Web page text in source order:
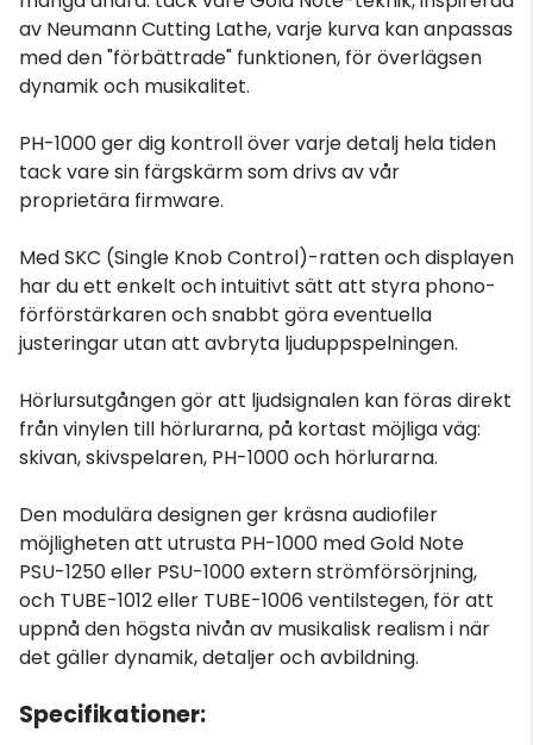
av Neumann Cutting Lathe, varje kurva kan anpassas
med den "förbättrade" funktionen, för överlägsen
dynamik och musikalitet.
PH-1000 ger dig kontroll över varje detalj hela tiden
tack vare sin färgskärm som drivs av vår
proprietära firmware.
Med SKC (Single Knob Control)-ratten och displayen
har du ett enkelt och intuitivt sätt att styra phono-
förförstärkaren och snabbt göra eventuella
justeringar utan att avbryta ljuduppspelningen.
Hörlursutgången gör att ljudsignalen kan föras direkt
från vinylen till hörlurarna, på kortast möjliga väg:
skivan, skivspelaren, PH-1000 och hörlurarna.
Den modulära designen ger kräsna audiofiler
möjligheten att utrusta PH-1000 med Gold Note
PSU-1250 eller PSU-1000 extern strömförsörjning,
och TUBE-1012 eller TUBE-1006 ventilstegen, för att
uppnå den högsta nivån av musikalisk realism i när
det gäller dynamik, detaljer och avbildning.
Specifikationer: